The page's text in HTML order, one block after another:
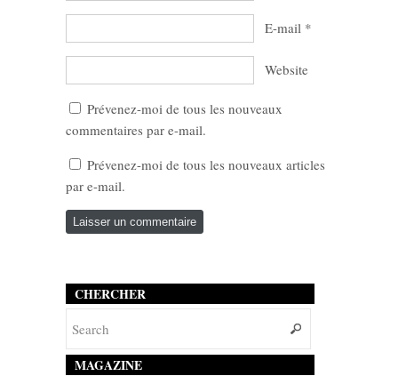
E-mail *
Website
Prévenez-moi de tous les nouveaux
commentaires par e-mail.
Prévenez-moi de tous les nouveaux articles
par e-mail.
CHERCHER
MAGAZINE